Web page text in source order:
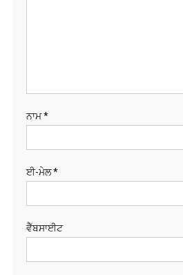
ਨਾਮ*
ਈ-ਮੇਲ*
ਵੈੱਬਸਾਈਟ